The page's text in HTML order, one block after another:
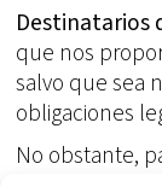
Destinatarios
que nos
salvo que sea
obligaciones
No obstante,